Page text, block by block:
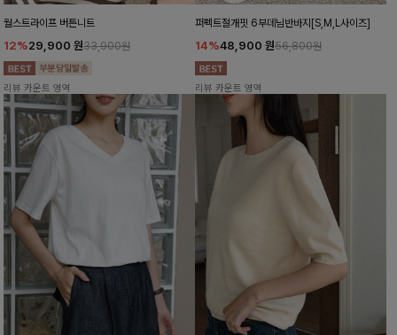
월스트라이프 버튼니트
12%29,900 원33,900원
리뷰 카운트 영역
퍼펙트절개핏 6부데님반바지[S,M,L사이즈]
14%48,900 원56,800원
리뷰 카운트 영역